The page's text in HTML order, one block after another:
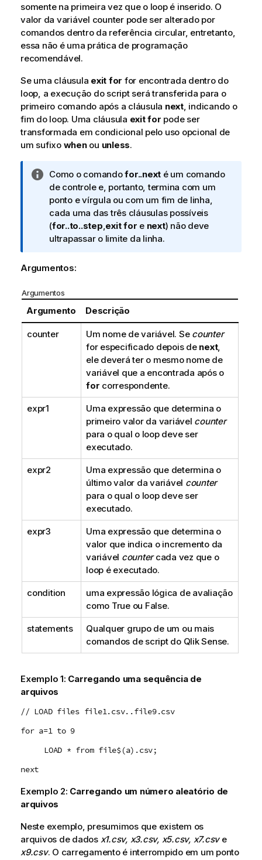
somente na primeira vez que o loop é inserido. O
valor da variável counter pode ser alterado por
comandos dentro da referência circular, entretanto,
essa não é uma prática de programação
recomendável.
Se uma cláusula exit for for encontrada dentro do
loop, a execução do script será transferida para o
primeiro comando após a cláusula next, indicando o
fim do loop. Uma cláusula exit for pode ser
transformada em condicional pelo uso opcional de
um sufixo whenou unless.
N
o
t
a
i
n
o
m
a
t
Como o comandofor..next é um comando
de controle e, portanto, termina com um
ponto e vírgula ou com um fim de linha,
cada uma das três cláusulas possíveis
(for..to..step exit for e next) não deve
ultrapassar o limite da linha.
Argumentos:
Argumentos
Argumento Descrição
counter Um nome de variável. Se counter
for especificado depois de next,
ele deverá ter o mesmo nome de
variável que a encontrada após o
for correspondente.
expr1
Uma expressão que determina o
primeiro valor da variável counter
para o qual o loop deve ser
executado.
expr2
Uma expressão que determina o
último valor da variável counter
para o qual o loop deve ser
executado.
expr3
Uma expressão que determina o
valor que indica o incremento da
variável countercada vez que o
loop é executado.
condition
uma expressão lógica de avaliação
como Trueou False.
statements
Qualquer grupo de um ou mais
comandos de script do Qlik Sense.
Exemplo 1: Carregando uma sequência de
arquivos
// LOAD files file1.csv..file9.csv
for a=1 to 9
LOAD * from file$(a).csv;
next
Exemplo 2: Carregando um número aleatório de
arquivos
Neste exemplo, presumimos que existem os
arquivos de dados x1.csv, x3.csv, x5.csv, x7.csve
x9.csv. O carregamento é interrompido em um ponto